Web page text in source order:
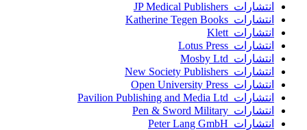
انتشارات JP Medical Publishers
انتشارات Katherine Tegen Books
انتشارات Klett
انتشارات Lotus Press
انتشارات Mosby Ltd
انتشارات New Society Publishers
انتشارات Open University Press
انتشارات Pavilion Publishing and Media Ltd
انتشارات Pen & Sword Military
انتشارات Peter Lang GmbH